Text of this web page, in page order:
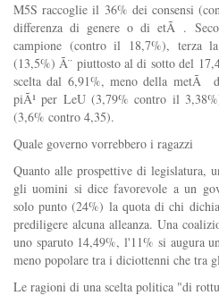
M5S raccoglie il 36% dei consensi
differenza di genere o di etÃ .
campione (contro il 18,7%), terza
(13,5%) Ã¨ piuttosto al di sotto del
scelta dal 6,91%, meno della metÃ
piÃ¹ per LeU (3,79% contro il
(3,6% contro 4,35).
Quale governo vorrebbero i ragazzi
Quanto alle prospettive di legislatura,
gli uomini si dice favorevole a un
solo punto (24%) la quota di chi
prediligere alcuna alleanza. Una
uno sparuto 14,49%, l'11% si augura
meno popolare tra i diciottenni che tra
Le ragioni di una scelta politica "di